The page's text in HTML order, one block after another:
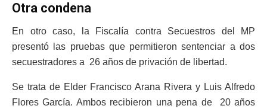
Otra condena
En otro caso, la Fiscalía contra Secuestros del MP
presentó las pruebas que permitieron sentenciar a dos
secuestradores a 26 años de privación de libertad.
Se trata de Elder Francisco Arana Rivera y Luis Alfredo
Flores García. Ambos recibieron una pena de 20 años